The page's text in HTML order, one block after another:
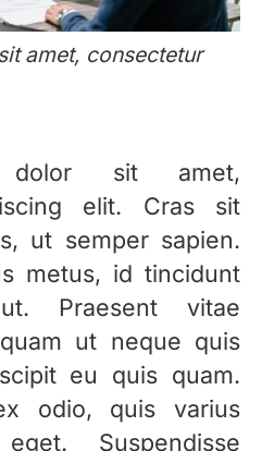
amet, consectetur
dolor sit amet,
elit. Cras sit
ut semper sapien.
metus, id tincidunt
Praesent vitae
ut neque quis
eu quis quam.
odio, quis varius
Suspendisse